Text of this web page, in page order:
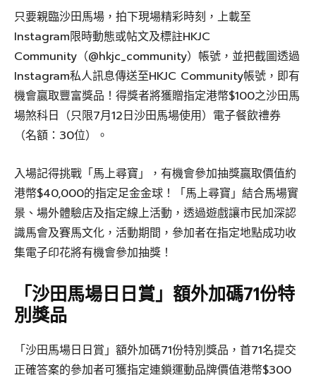
只要親臨沙田馬場，拍下現場精彩時刻，上載至
Instagram限時動態或帖文及標註HKJC
Community（@hkjc_community）帳號，並把截圖透過
Instagram私人訊息傳送至HKJC Community帳號，即有
機會贏取豐富獎品！得獎者將獲贈指定港幣$100之沙田馬
場煞科日（只限7月12日沙田馬場使用）電子餐飲禮券
（名額：30位）。
入場記得挑戰「馬上尋寶」，有機會參加抽獎贏取價值約
港幣$40,000的指定足金金球！「馬上尋寶」結合馬場實
景、場外體驗店及指定線上活動，透過遊戲讓市民加深認
識馬會及賽馬文化，活動期間，參加者在指定地點成功收
集電子印花將有機會參加抽獎！
「沙田馬場日日賞」額外加碼71份特
別獎品
「沙田馬場日日賞」額外加碼71份特別獎品，首71名提交
正確答案的參加者可獲指定連鎖運動品牌價值港幣$300